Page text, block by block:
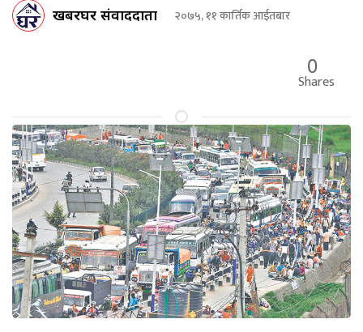
खबरघर संवाददाता २०७५, ११ कार्तिक आईतबार
0
Shares